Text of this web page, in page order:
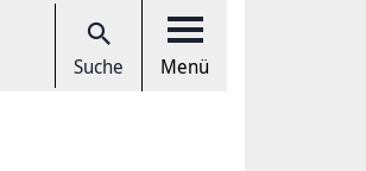
Suche Menü